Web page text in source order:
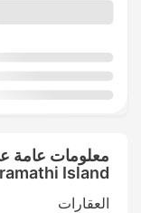
معلومات عامة
Island
العقارات